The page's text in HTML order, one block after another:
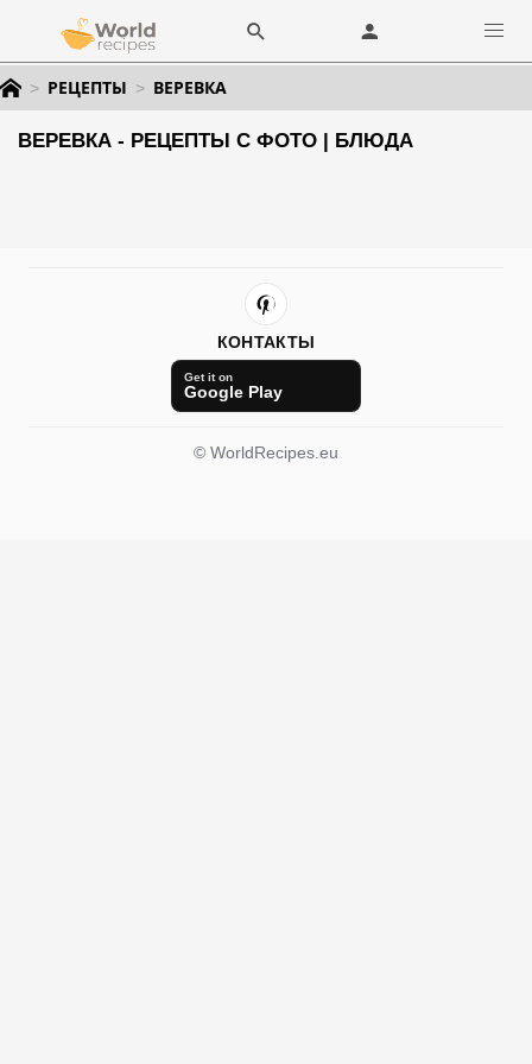
РЕЦЕПТЫ ВЕРЕВКА
ВЕРЕВКА - РЕЦЕПТЫ С ФОТО | БЛЮДА
КОНТАКТЫ
Get it on
Google Play
© WorldRecipes.eu